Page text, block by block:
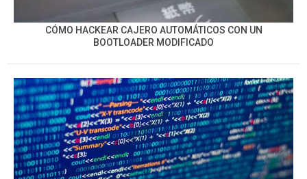
CÓMO HACKEAR CAJERO AUTOMÁTICOS CON UN
BOOTLOADER MODIFICADO